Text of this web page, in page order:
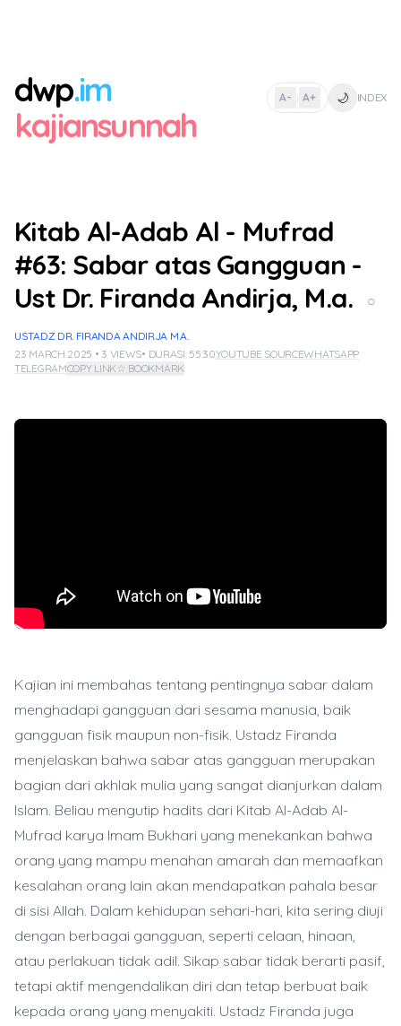
dwp.im
kajiansunnah
A- | A+ 🌙 INDEX
Kitab Al-Adab Al - Mufrad
#63: Sabar atas Gangguan -
Ust Dr. Firanda Andirja, M.a.
○
USTADZ DR. FIRANDA ANDIRJA M.A.
23 MARCH 2025 • 3 VIEWS• DURASI: 55:30YOUTUBE SOURCEWHATSAPP
TELEGRAMCOPY LINK☆ BOOKMARK
Kajian ini membahas tentang pentingnya sabar dalam
menghadapi gangguan dari sesama manusia, baik
gangguan fisik maupun non-fisik. Ustadz Firanda
menjelaskan bahwa sabar atas gangguan merupakan
bagian dari akhlak mulia yang sangat dianjurkan dalam
Islam. Beliau mengutip hadits dari Kitab Al-Adab Al-
Mufrad karya Imam Bukhari yang menekankan bahwa
orang yang mampu menahan amarah dan memaafkan
kesalahan orang lain akan mendapatkan pahala besar
di sisi Allah. Dalam kehidupan sehari-hari, kita sering diuji
dengan berbagai gangguan, seperti celaan, hinaan,
atau perlakuan tidak adil. Sikap sabar tidak berarti pasif,
tetapi aktif mengendalikan diri dan tetap berbuat baik
kepada orang yang menyakiti. Ustadz Firanda juga